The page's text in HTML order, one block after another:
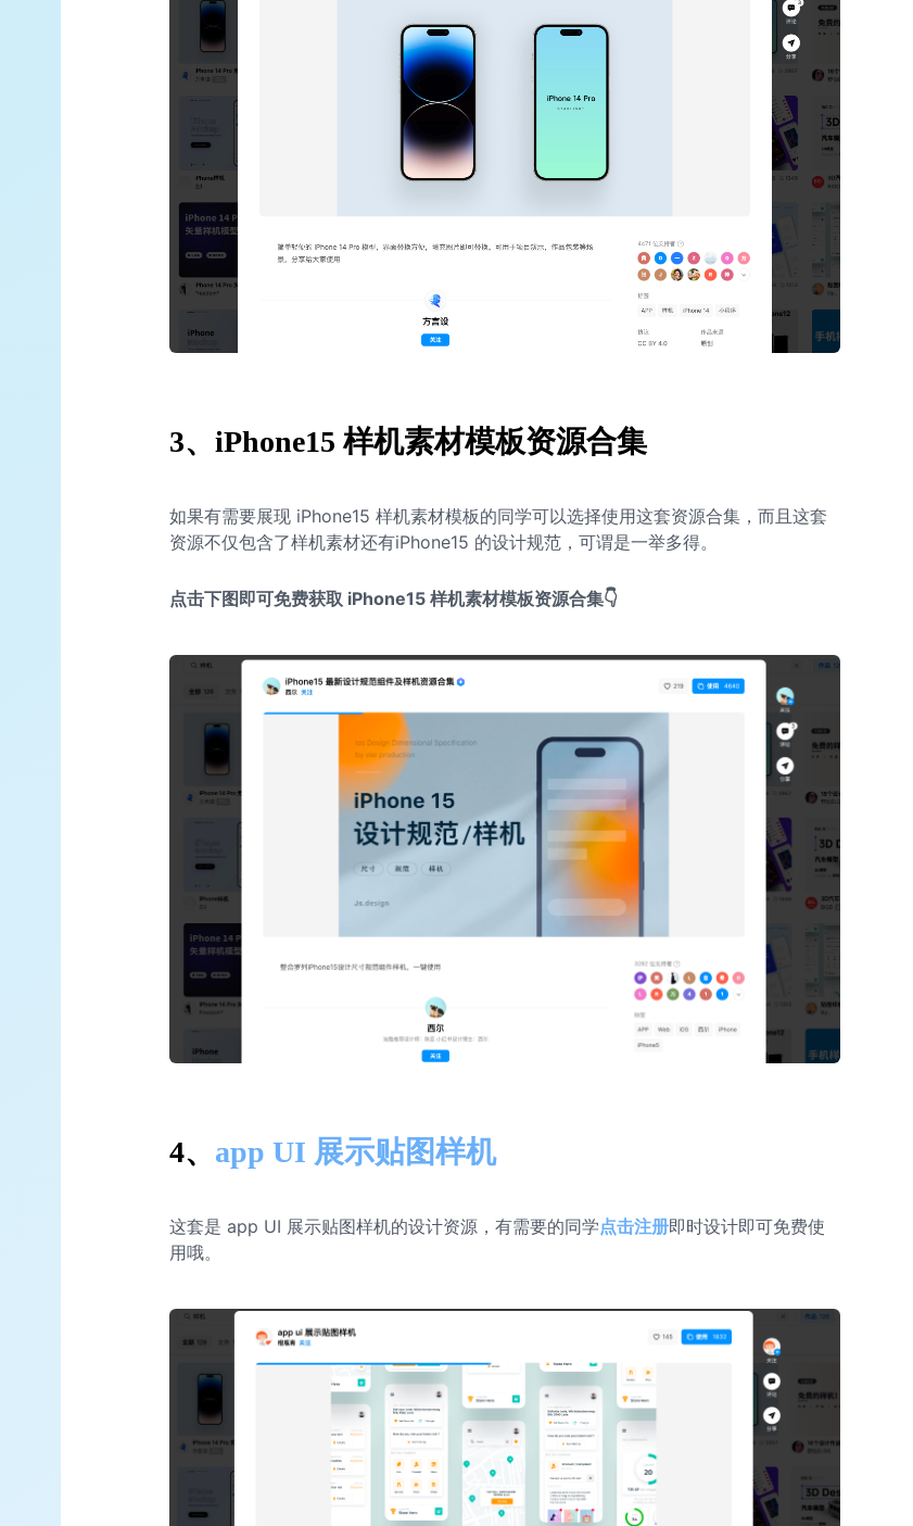
3、iPhone15 样机素材模板资源合集
如果有需要展现 iPhone15 样机素材模板的同学可以选择使用这套资源合集，而且这套
资源不仅包含了样机素材还有iPhone15 的设计规范，可谓是一举多得。
点击下图即可免费获取 iPhone15 样机素材模板资源合集👇
4、 app UI 展示贴图样机
这套是 app UI 展示贴图样机的设计资源，有需要的同学点击注册即时设计即可免费使
用哦。